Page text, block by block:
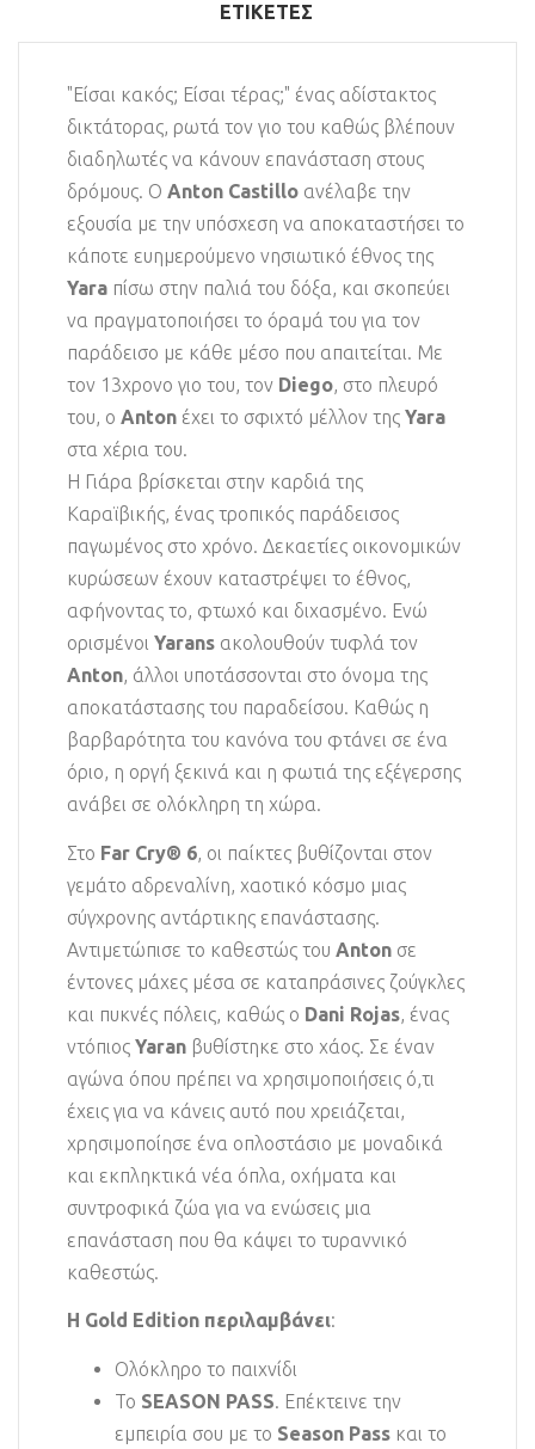
ΕΤΙΚΈΤΕΣ
"Είσαι κακός; Είσαι τέρας;" ένας αδίστακτος
δικτάτορας, ρωτά τον γιο του καθώς βλέπουν
διαδηλωτές να κάνουν επανάσταση στους
δρόμους. Ο Anton Castillo ανέλαβε την
εξουσία με την υπόσχεση να αποκαταστήσει το
κάποτε ευημερούμενο νησιωτικό έθνος της
Yara πίσω στην παλιά του δόξα, και σκοπεύει
να πραγματοποιήσει το όραμά του για τον
παράδεισο με κάθε μέσο που απαιτείται. Με
τον 13χρονο γιο του, τον Diego, στο πλευρό
του, ο Anton έχει το σφιχτό μέλλον της Yara
στα χέρια του.
Η Γιάρα βρίσκεται στην καρδιά της
Καραϊβικής, ένας τροπικός παράδεισος
παγωμένος στο χρόνο. Δεκαετίες οικονομικών
κυρώσεων έχουν καταστρέψει το έθνος,
αφήνοντας το, φτωχό και διχασμένο. Ενώ
ορισμένοι Yarans ακολουθούν τυφλά τον
Anton, άλλοι υποτάσσονται στο όνομα της
αποκατάστασης του παραδείσου. Καθώς η
βαρβαρότητα του κανόνα του φτάνει σε ένα
όριο, η οργή ξεκινά και η φωτιά της εξέγερσης
ανάβει σε ολόκληρη τη χώρα.
Στο Far Cry® 6, οι παίκτες βυθίζονται στον
γεμάτο αδρεναλίνη, χαοτικό κόσμο μιας
σύγχρονης αντάρτικης επανάστασης.
Αντιμετώπισε το καθεστώς του Anton σε
έντονες μάχες μέσα σε καταπράσινες ζούγκλες
και πυκνές πόλεις, καθώς ο Dani Rojas, ένας
ντόπιος Yaran βυθίστηκε στο χάος. Σε έναν
αγώνα όπου πρέπει να χρησιμοποιήσεις ό,τι
έχεις για να κάνεις αυτό που χρειάζεται,
χρησιμοποίησε ένα οπλοστάσιο με μοναδικά
και εκπληκτικά νέα όπλα, οχήματα και
συντροφικά ζώα για να ενώσεις μια
επανάσταση που θα κάψει το τυραννικό
καθεστώς.
Η Gold Edition περιλαμβάνει:
Ολόκληρο το παιχνίδι
Το SEASON PASS. Επέκτεινε την
εμπειρία σου με το Season Pass και το